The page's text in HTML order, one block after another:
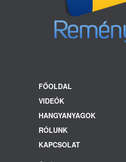
FŐOLDAL
VIDEÓK
HANGYANYAGOK
RÓLUNK
KAPCSOLAT